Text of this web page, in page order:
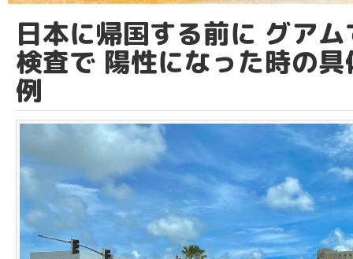
日本に帰国する前に グア
検査で 陽性になった時の
例